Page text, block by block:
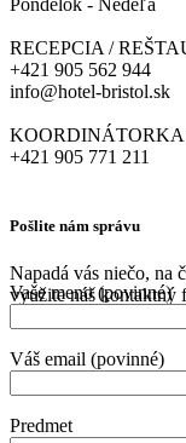
Pondelok - Nedeľa
RECEPCIA /
+421 905 562 944
info@hotel-bristol.sk
+421 905 771 211
Pošlite nám správu
Napadá vás niečo, na
využite náš kontaktný
Vaše meno (povinné)
Váš email (povinné)
Predmet